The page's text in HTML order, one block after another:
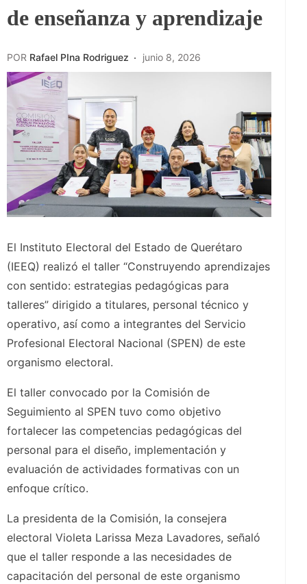
de enseñanza y aprendizaje
POR Rafael PIna Rodriguez junio 8, 2026
El Instituto Electoral del Estado de Querétaro
(IEEQ) realizó el taller “Construyendo aprendizajes
con sentido: estrategias pedagógicas para
talleres” dirigido a titulares, personal técnico y
operativo, así como a integrantes del Servicio
Profesional Electoral Nacional (SPEN) de este
organismo electoral.
El taller convocado por la Comisión de
Seguimiento al SPEN tuvo como objetivo
fortalecer las competencias pedagógicas del
personal para el diseño, implementación y
evaluación de actividades formativas con un
enfoque crítico.
La presidenta de la Comisión, la consejera
electoral Violeta Larissa Meza Lavadores, señaló
que el taller responde a las necesidades de
capacitación del personal de este organismo